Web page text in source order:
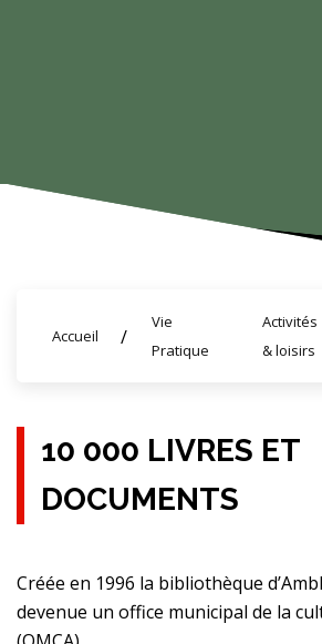
Accueil
Vie
Pratique
Activités
& loisirs
10 000 LIVRES ET
DOCUMENTS
Créée en 1996 la bibliothèque
devenue un office municipal de la